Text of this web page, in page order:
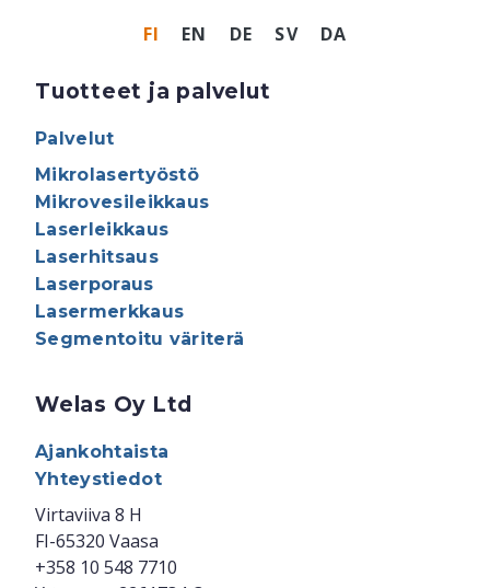
FI EN DE SV DA
Tuotteet ja palvelut
Palvelut
Mikrolasertyöstö
Mikrovesileikkaus
Laserleikkaus
Laserhitsaus
Laserporaus
Lasermerkkaus
Segmentoitu väriterä
Welas Oy Ltd
Ajankohtaista
Yhteystiedot
Virtaviiva 8 H
FI-65320 Vaasa
+358 10 548 7710